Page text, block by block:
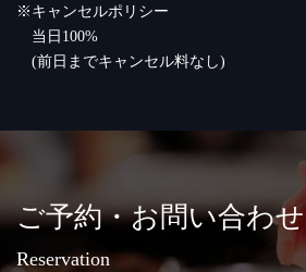
※キャンセルポリシー
当日100%
(前日までキャンセル料なし)
ご予約・お問い合わせ
Reservation